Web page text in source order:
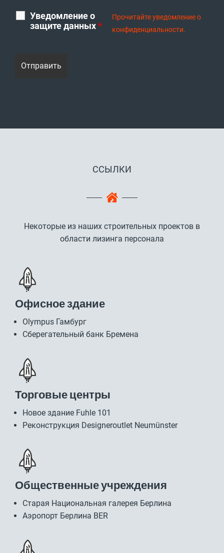
Уведомление о
защите данных*
Прочитайте уведомление о
конфиденциальности.
ССЫЛКИ
Некоторые из наших строительных проектов в
области лизинга персонала
Офисное здание
Olympus Гамбург
Сберегательный банк Бремена
Торговые центры
Новое здание Fuhle 101
Реконструкция Designeroutlet Neumünster
Общественные учреждения
Старая Национальная галерея Берлина
Аэропорт Берлина BER